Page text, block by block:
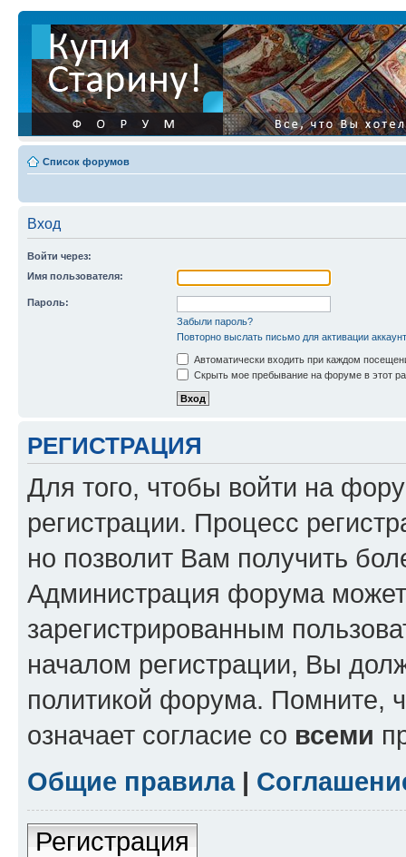
Список форумов
Вход
Войти через:
Имя пользователя:
Пароль:
Забыли пароль?
Повторно выслать письмо для активации
Автоматически входить при каждом
Скрыть мое пребывание на форуме в этот
РЕГИСТРАЦИЯ
Для того, чтобы войти на
регистрации. Процесс
но позволит Вам получить
Администрация форума может
зарегистрированным
началом регистрации, Вы
политикой форума. Помните,
означает согласие со всеми
Общие правила|
Регистрация